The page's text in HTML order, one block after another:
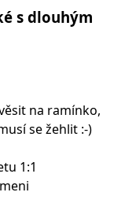
s dlouhým
na ramínko,
se žehlit :-)
1:1